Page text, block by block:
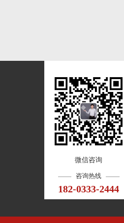
微信咨询
咨询热线
182-0333-2444